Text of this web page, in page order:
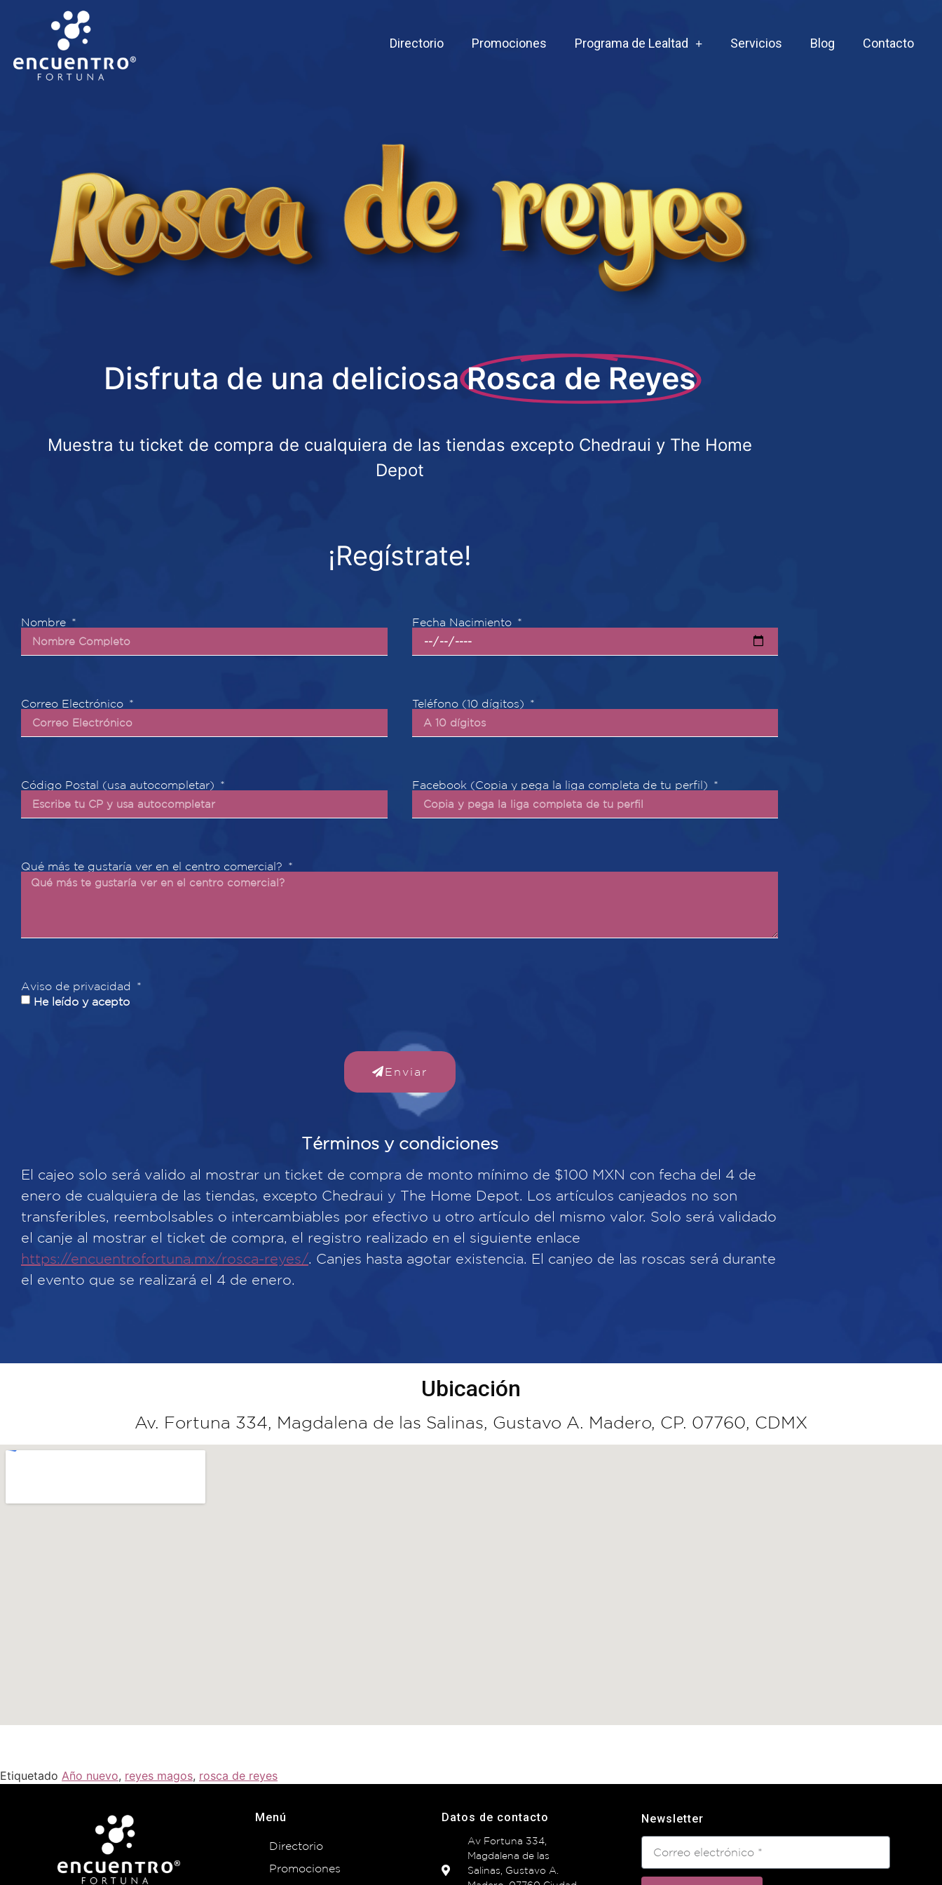
Directorio Promociones Programa de Lealtad Servicios Blog Contacto
Disfruta de una deliciosaRosca de Reyes
Muestra tu ticket de compra de cualquiera de las tiendas excepto Chedraui y The Home
Depot
¡Regístrate!
Nombre Fecha Nacimiento
Correo Electrónico Teléfono (10 dígitos)
Código Postal (usa autocompletar) Facebook (Copia y pega la liga completa de tu perfil)
Qué más te gustaría ver en el centro comercial?
Aviso de privacidad
He leído y acepto
Enviar
Términos y condiciones
El cajeo solo será valido al mostrar un ticket de compra de monto mínimo de $100 MXN con fecha del 4 de
enero de cualquiera de las tiendas, excepto Chedraui y The Home Depot. Los artículos canjeados no son
transferibles, reembolsables o intercambiables por efectivo u otro artículo del mismo valor. Solo será validado
el canje al mostrar el ticket de compra, el registro realizado en el siguiente enlace
https://encuentrofortuna.mx/rosca-reyes/. Canjes hasta agotar existencia. El canjeo de las roscas será durante
el evento que se realizará el 4 de enero.
Ubicación
Av. Fortuna 334, Magdalena de las Salinas, Gustavo A. Madero, CP. 07760, CDMX
Etiquetado Año nuevo, reyes magos, rosca de reyes
Menú
Directorio
Promociones
Datos de contacto
Av Fortuna 334,
Magdalena de las
Salinas, Gustavo A.
Newsletter